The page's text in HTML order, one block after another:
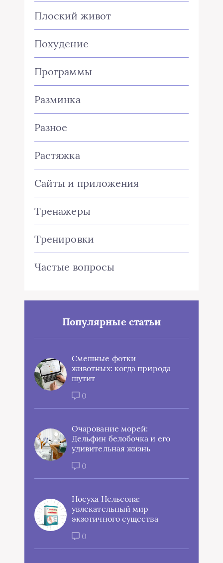
Плоский живот
Похудение
Программы
Разминка
Разное
Растяжка
Сайты и приложения
Тренажеры
Тренировки
Частые вопросы
Популярные статьи
Смешные фотки
животных: когда природа
шутит
0
Очарование морей:
Дельфин белобочка и его
удивительная жизнь
0
Носуха Нельсона:
увлекательный мир
экзотичного существа
0